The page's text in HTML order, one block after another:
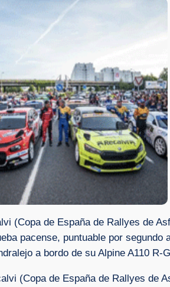
(Copa de España de Rallyes de
pacense, puntuable por
a bordo de su Alpine A110 R-
(Copa de España de Rallyes de